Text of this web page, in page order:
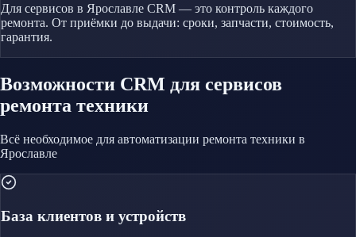
Для сервисов в Ярославле CRM — это контроль каждого
ремонта. От приёмки до выдачи: сроки, запчасти, стоимость,
гарантия.
Возможности CRM для сервисов
ремонта техники
Всё необходимое для автоматизации ремонта техники в
Ярославле
База клиентов и устройств